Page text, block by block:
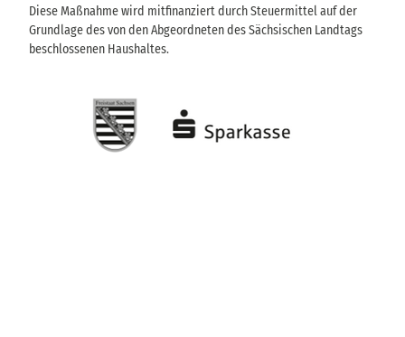
Diese Maßnahme wird mitfinanziert durch Steuermittel auf der
Grundlage des von den Abgeordneten des Sächsischen Landtags
beschlossenen Haushaltes.